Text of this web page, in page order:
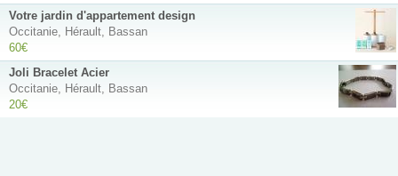
Votre jardin d'appartement design
Occitanie, Hérault, Bassan
60€
Joli Bracelet Acier
Occitanie, Hérault, Bassan
20€